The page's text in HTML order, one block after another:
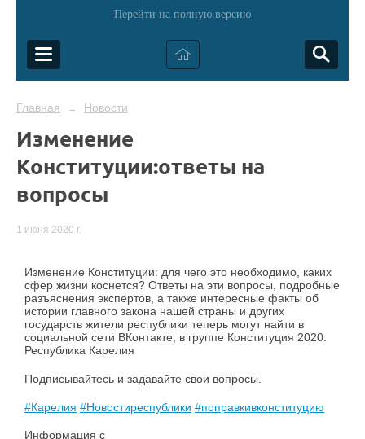
Перейти на полную версию
Главная → Новости
Изменение
Конституции:ответы на
вопросы
1 июня 2020 г.
Изменение Конституции: для чего это необходимо, каких
сфер жизни коснется? Ответы на эти вопросы, подробные
разъяснения экспертов, а также интересные факты об
истории главного закона нашей страны и других
государств жители республики теперь могут найти в
социальной сети ВКонтакте, в группе Конституция 2020.
Республика Карелия
Подписывайтесь и задавайте свои вопросы.
#Карелия #Новостиреспублики #поправкивконституцию
Информация с